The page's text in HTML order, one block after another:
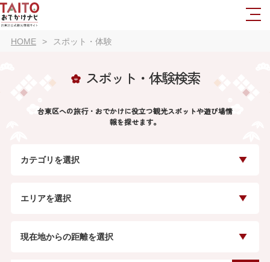
HOME スポット・体験
スポット・体験検索
台東区への旅行・おでかけに役立つ観光スポットや遊び場情
報を探せます。
カテゴリを選択
エリアを選択
現在地からの距離を選択